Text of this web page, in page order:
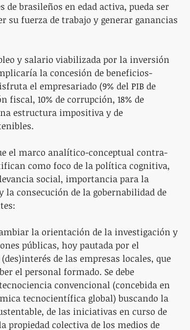
brasileños en edad activa, pueda ser
su fuerza de trabajo y generar ganancias
y salario viabilizada por la inversión
la concesión de beneficios-
el empresariado (9% del PIB de
fiscal, 10% de corrupción, 18% de
estructura impositiva y de
el marco analítico-conceptual contra-
como foco de la política cognitiva,
social, importancia para la
consecución de la gobernabilidad de
la orientación de la investigación y
públicas, hoy pautada por el
de las empresas locales, que
el personal formado. Se debe
convencional (concebida en
tecnocientífica global) buscando la
de las iniciativas en curso de
propiedad colectiva de los medios de